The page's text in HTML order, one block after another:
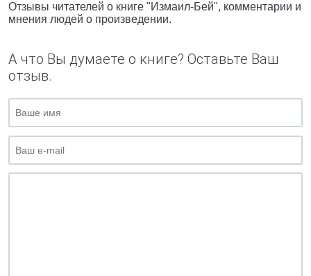
Отзывы читателей о книге "Измаил-Бей", комментарии и
мнения людей о произведении.
А что Вы думаете о книге? Оставьте Ваш
отзыв.